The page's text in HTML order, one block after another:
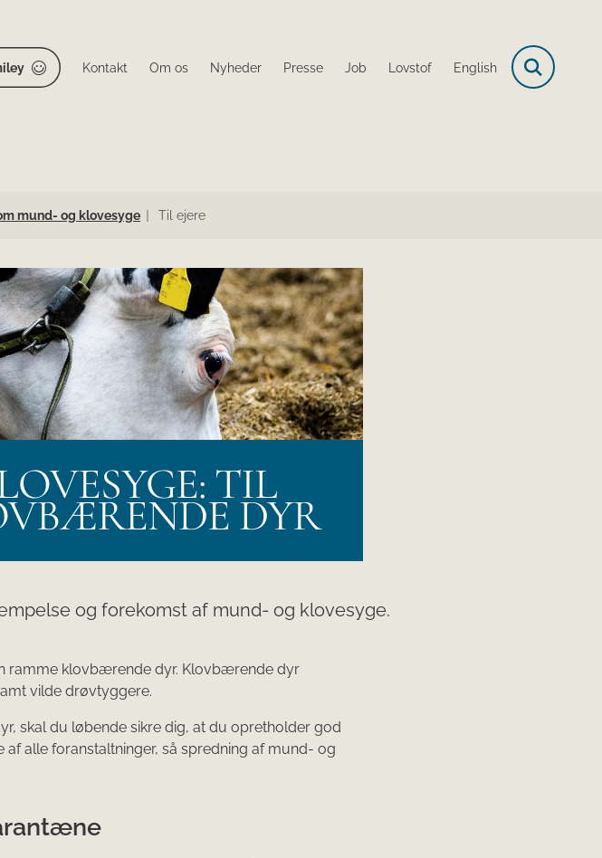
Kontakt Om os Nyheder Presse Job Lovstof English
mund- og klovesyge Til ejere
TIL
DYR
og forekomst af mund- og klovesyge.
ramme klovbærende dyr. Klovbærende dyr
vilde drøvtyggere.
skal du løbende sikre dig, at du opretholder god
alle foranstaltninger, så spredning af mund- og